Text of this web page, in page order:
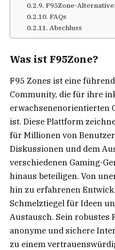
F95Zone-
FAQs
Abschluss
Was ist F95Zone?
F95 Zones ist eine
Community, die für ihre
erwachsenenorientierten
ist. Diese Plattform
für Millionen von
Diskussionen und dem
verschiedenen Gaming-
hinaus beteiligen. Von
hin zu erfahrenen
Schmelztiegel für Ideen
Austausch. Sein
anonyme und sichere
zu einem